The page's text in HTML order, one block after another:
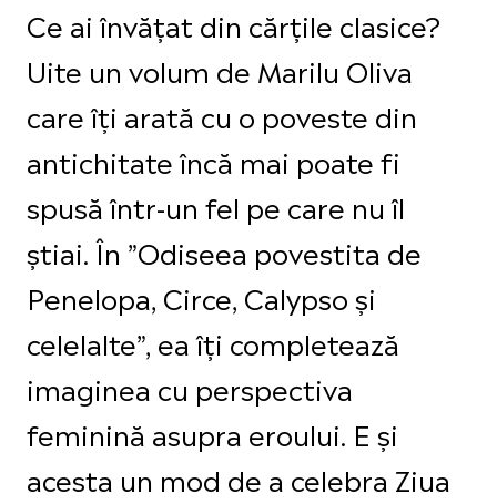
Ce ai învățat din cărțile clasice?
Uite un volum de Marilu Oliva
care îți arată cu o poveste din
antichitate încă mai poate fi
spusă într-un fel pe care nu îl
știai. În ”Odiseea povestita de
Penelopa, Circe, Calypso și
celelalte”, ea îți completează
imaginea cu perspectiva
feminină asupra eroului. E și
acesta un mod de a celebra Ziua